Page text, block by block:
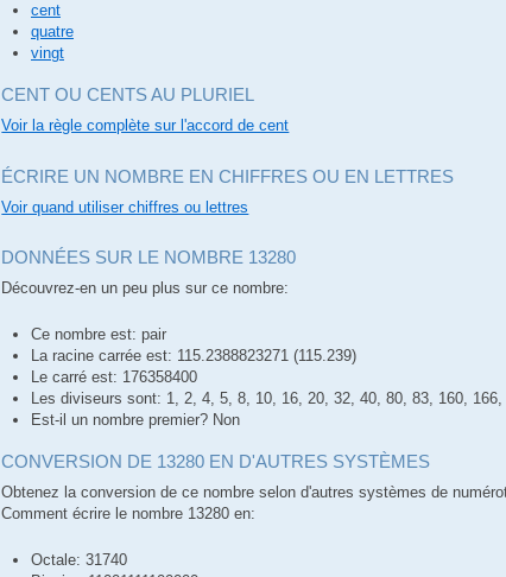
cent
quatre
vingt
CENT OU CENTS AU PLURIEL
Voir la règle complète sur l'accord de cent
ÉCRIRE UN NOMBRE EN CHIFFRES OU EN LETTRES
Voir quand utiliser chiffres ou lettres
DONNÉES SUR LE NOMBRE 13280
Découvrez-en un peu plus sur ce nombre:
Ce nombre est: pair
La racine carrée est: 115.2388823271 (115.239)
Le carré est: 176358400
Les diviseurs sont: 1, 2, 4, 5, 8, 10, 16, 20, 32, 40, 80, 83, 160,
Est-il un nombre premier? Non
CONVERSION DE 13280 EN D'AUTRES SYSTÈMES
Obtenez la conversion de ce nombre selon d'autres systèmes de
Comment écrire le nombre 13280 en:
Octale: 31740